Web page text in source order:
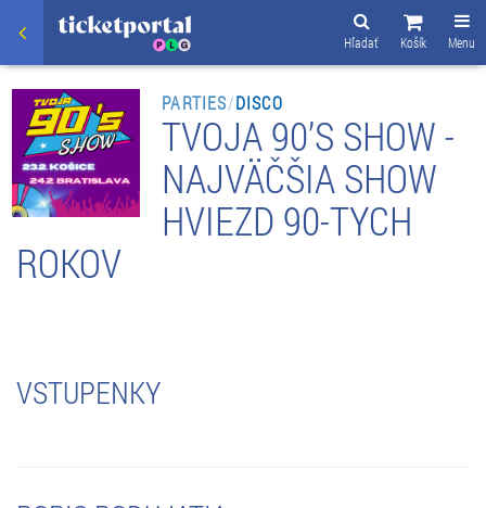
Menu
Košík
Hľadať
PARTIES/DISCO
TVOJA 90’S SHOW -
NAJVÄČŠIA SHOW
HVIEZD 90-TYCH
ROKOV
VSTUPENKY